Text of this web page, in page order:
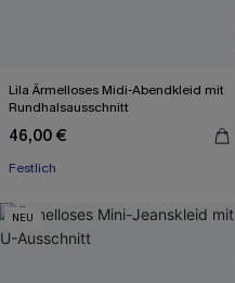
Lila Ärmelloses Midi-Abendkleid mit
Rundhalsausschnitt
46,00 €
Festlich
NEU